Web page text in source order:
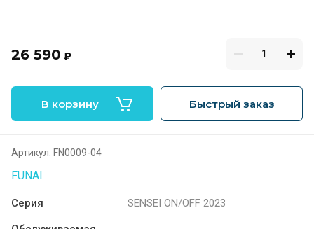
26 590 ₽
В корзину Быстрый заказ
Артикул: FN0009-04
FUNAI
Серия SENSEI ON/OFF 2023